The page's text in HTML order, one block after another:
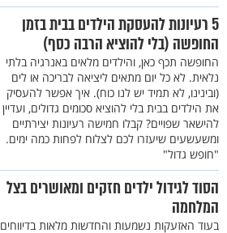
5 רעיונות להעסקת הילדים בבית בזמן
החופשה (בלי להוציא הרבה כסף)
החופשה תכף כאן, והילדים מלאים באנרגיה בלתי
נלאית. לא כל יום מתאים ליציאה לבריכה או לים
(ובינינו, לא תמיד יש לנו כוח). איך אפשר להעסיק
את הילדים בבית בלי להוציא סכומים גדולים, ועדיין
להישאר שפויים? קבלו חמישה רעיונות יצירתיים
ומשעשעים שיעזרו לכם לצלוח לפחות כמה ימים.
"חופש גדול"
הסוד לגידול ילדים חזקים ומאושרים בצל
המלחמה
בעוד האזעקות נשמעות והחדשות מלאות בדיווחים